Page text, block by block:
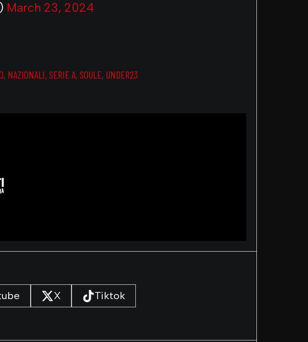
March 23, 2024
, NAZIONALI, SERIE A, SOULE, UNDER23
X Tiktok